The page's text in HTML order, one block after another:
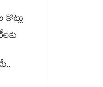
కోట్లు